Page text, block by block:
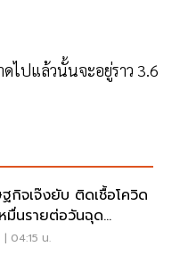
ไปแล้วนั้นจะอยู่ราว 3.6
ฐกิจเจ๊งยับ ติดเชื้อโควิด
มื่นรายต่อวันฉุด
ร่อย
| 04:15 น.